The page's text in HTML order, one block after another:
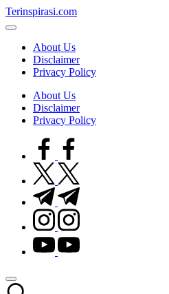
Skip
to
Terinspirasi.com
Inspirasi
TerkiniAbout Us
Disclaimer
Privacy Policy
About Us
Disclaimer
Privacy Policy
facebook.com
twitter.com
t.me
instagram.com
youtube.com